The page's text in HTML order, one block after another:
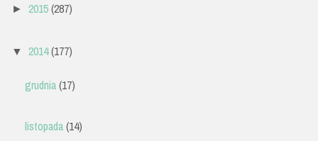
► 2015(287)
▼ 2014(177)
grudnia(17)
listopada(14)